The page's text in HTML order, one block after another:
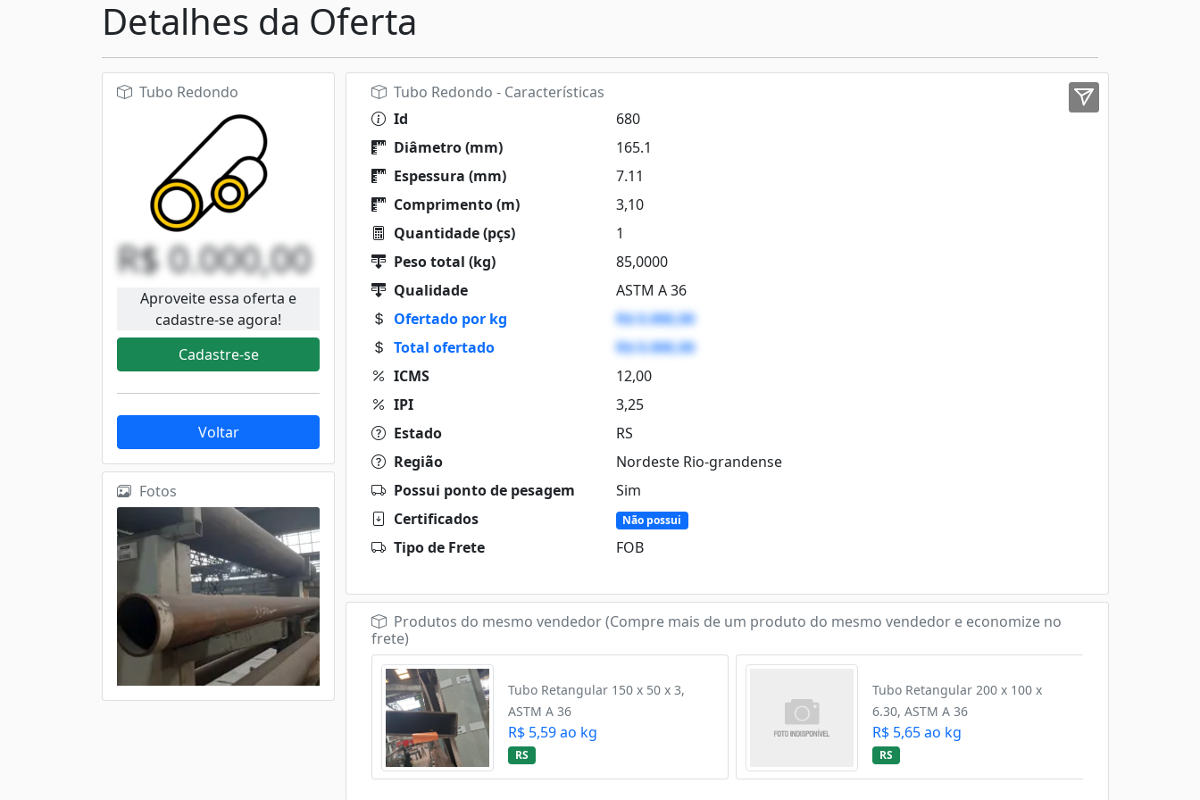
Detalhes da Oferta
Tubo Redondo
R$ 0.000,00
Aproveite essa oferta e
cadastre-se agora!
Cadastre-se
Voltar
Fotos
Tubo Redondo - Características
Id
680
Diâmetro (mm)
165.1
Espessura (mm)
7.11
Comprimento (m)
3,10
Quantidade (pçs)
1
Peso total (kg)
85,0000
Qualidade
ASTM A 36
Ofertado por kg
R$ 0.000,00
Total ofertado
R$ 0.000,00
ICMS
12,00
IPI
3,25
Estado
RS
Região
Nordeste Rio-grandense
Possui ponto de pesagem
Sim
Certificados
Não possui
Tipo de Frete FOB
Produtos do mesmo vendedor (Compre mais de um produto do mesmo vendedor e economize no
frete)
Tubo Retangular 150 x 50 x 3,
ASTM A 36
R$ 5,59 ao kg
RS
Tubo Retangular 200 x 100 x
6.30, ASTM A 36
R$ 5,65 ao kg
RS